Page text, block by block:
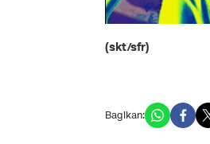
(skt/sfr)
Bagikan: